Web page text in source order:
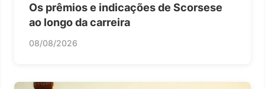
Os prêmios e indicações de Scorsese
ao longo da carreira
08/08/2026